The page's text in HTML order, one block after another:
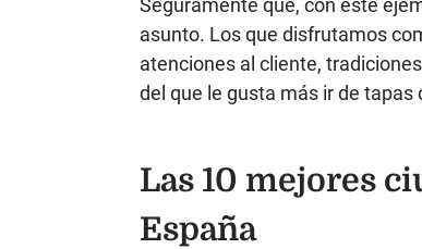
Seguramente que, con este
asunto. Los que disfrutamos
atenciones al cliente,
del que le gusta más ir de tapas
Las 10 mejores
España